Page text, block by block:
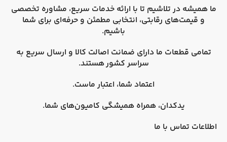
ما همیشه در تلاشیم تا با ارائه خدمات سریع، مشاوره تخصصی
و قیمت‌های رقابتی، انتخابی مطمئن و حرفه‌ای برای شما
باشیم.
تمامی قطعات ما دارای ضمانت اصالت کالا و ارسال سریع به
سراسر کشورهستند.
اعتماد شما، اعتبار ماست.
یدکدان، همراه همیشگی کامیون‌های شما.
اطلاعات تماس با ما